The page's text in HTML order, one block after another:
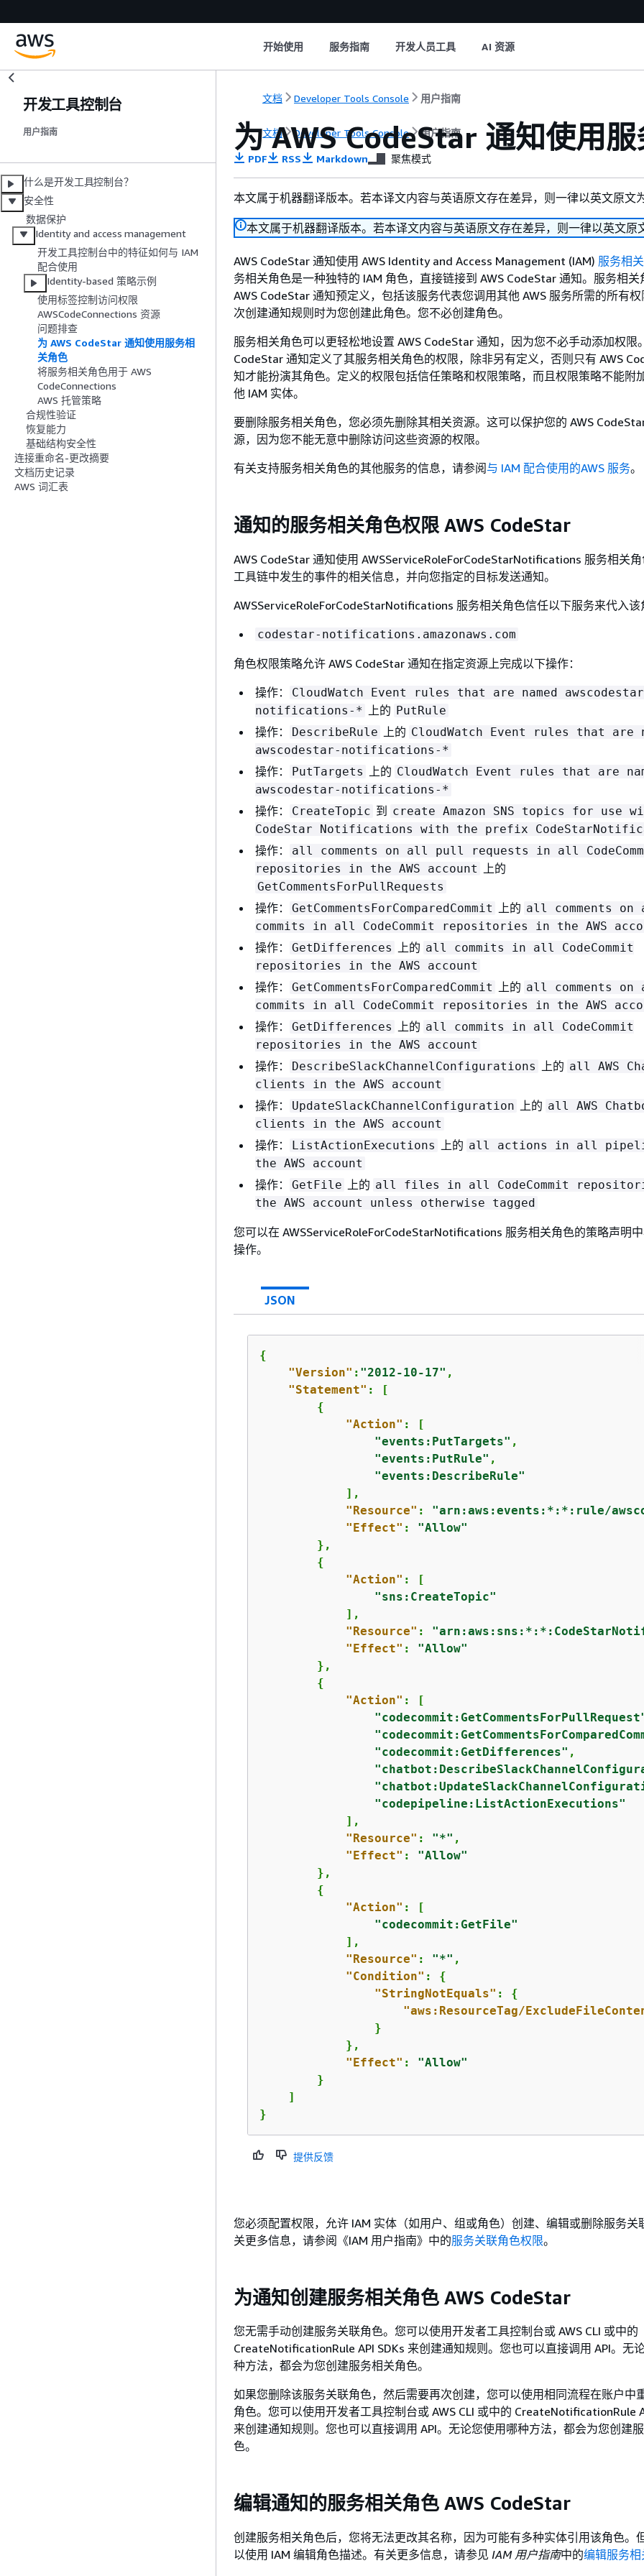
开始使用 服务指南 开发人员工具 AI 资源
开发工具控制台
用户指南
什么是开发工具控制台？
安全性
数据保护
Identity and access management
开发工具控制台中的特征如何与 IAM
配合使用
Identity-based 策略示例
使用标签控制访问权限
AWSCodeConnections 资源
问题排查
为 AWS CodeStar 通知使用服务相
关角色
将服务相关角色用于 AWS
CodeConnections
AWS 托管策略
合规性验证
恢复能力
基础结构安全性
连接重命名-更改摘要
文档历史记录
AWS 词汇表
文档 Developer Tools Console 用户指南
文档 Developer Tools Console 用户指南
为 AWS CodeStar 通知使用
PDF RSS Markdown 聚焦模式
本文属于机器翻译版本。若本译文内容与英语原文存在差异，则一律以英文原文为
本文属于机器翻译版本。若本译文内容与英语原文存在差异，则一律以英文原
AWS CodeStar 通知使用 AWS Identity and Access Management (IAM) 服务相
务相关角色是一种独特的 IAM 角色，直接链接到 AWS CodeStar 通知。服务相关
AWS CodeStar 通知预定义，包括该服务代表您调用其他 AWS 服务所需的所有
次创建通知规则时为您创建此角色。您不必创建角色。
服务相关角色可以更轻松地设置 AWS CodeStar 通知，因为您不必手动添加权限
CodeStar 通知定义了其服务相关角色的权限，除非另有定义，否则只有 AWS
知才能扮演其角色。定义的权限包括信任策略和权限策略，而且权限策略不能附
他 IAM 实体。
要删除服务相关角色，您必须先删除其相关资源。这可以保护您的 AWS
源，因为您不能无意中删除访问这些资源的权限。
有关支持服务相关角色的其他服务的信息，请参阅与 IAM 配合使用的AWS 服务。
通知的服务相关角色权限 AWS CodeStar
AWS CodeStar 通知使用 AWSServiceRoleForCodeStarNotifications 服务相关
工具链中发生的事件的相关信息，并向您指定的目标发送通知。
AWSServiceRoleForCodeStarNotifications 服务相关角色信任以下服务来代入该
codestar-notifications.amazonaws.com
角色权限策略允许 AWS CodeStar 通知在指定资源上完成以下操作：
操作：
CloudWatch Event rules that are named
notifications-*
上的 PutRule
操作： DescribeRule 上的 CloudWatch Event rules that are
awscodestar-notifications-*
操作： PutTargets 上的 CloudWatch Event rules that are
awscodestar-notifications-*
操作： CreateTopic 到 create Amazon SNS topics for use
CodeStar Notifications with the prefix
操作：
all comments on all pull requests in all
repositories in the AWS account
上的
GetCommentsForPullRequests
操作： GetCommentsForComparedCommit 上的 all comments on
commits in all CodeCommit repositories in the AWS
操作： GetDifferences 上的 all commits in all CodeCommit
repositories in the AWS account
操作： GetCommentsForComparedCommit 上的 all comments on
commits in all CodeCommit repositories in the AWS
操作： GetDifferences 上的 all commits in all CodeCommit
repositories in the AWS account
操作： DescribeSlackChannelConfigurations 上的 all AWS
clients in the AWS account
操作： UpdateSlackChannelConfiguration 上的 all AWS
clients in the AWS account
操作： ListActionExecutions 上的 all actions in all
the AWS account
操作： GetFile 上的 all files in all CodeCommit
the AWS account unless otherwise tagged
您可以在 AWSServiceRoleForCodeStarNotifications 服务相关角色的策略声明
操作。
JSON
{
"Version" : "2012-10-17" ,
"Statement" : [
{
"Action" : [
"events:PutTargets" ,
"events:PutRule" ,
"events:DescribeRule"
            ],
"Resource" : "arn:aws:events:*:*:rule/
"Effect" : "Allow"
        },
{
"Action" : [
"sns:CreateTopic"
            ],
"Resource" :
"Effect" : "Allow"
        },
{
"Action" : [
"codecommit:GetDifferences" ,
"codepipeline:ListActionExecutions"
            ],
"Resource" : "*" ,
"Effect" : "Allow"
        },
{
"Action" : [
"codecommit:GetFile"
            ],
"Resource" : "*" ,
"Condition" : {
"StringNotEquals" : {
"aws:ResourceTag/
                }
            },
"Effect" : "Allow"
        }
    ]
}
提供反馈
您必须配置权限，允许 IAM 实体（如用户、组或角色）创建、编辑或删除服务关
关更多信息，请参阅《IAM 用户指南》 中的服务关联角色权限。
为通知创建服务相关角色 AWS CodeStar
您无需手动创建服务关联角色。您可以使用开发者工具控制台或 AWS CLI 或中的
CreateNotificationRule API SDKs 来创建通知规则。您也可以直接调用 API。无
种方法，都会为您创建服务相关角色。
如果您删除该服务关联角色，然后需要再次创建，您可以使用相同流程在账户中
角色。您可以使用开发者工具控制台或 AWS CLI 或中的 CreateNotificationRule
来创建通知规则。您也可以直接调用 API。无论您使用哪种方法，都会为您创建
色。
编辑通知的服务相关角色 AWS CodeStar
创建服务相关角色后，您将无法更改其名称，因为可能有多种实体引用该角色。
以使用 IAM 编辑角色描述。有关更多信息，请参见 IAM 用户指南中的编辑服务